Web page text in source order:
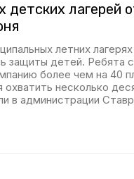
детских лагерей
летних
защиты детей. Ребята
более чем на 40
охватить несколько
в администрации